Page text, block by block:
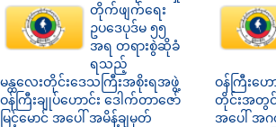
တိုက်ဖျက်ရေး
ဥပဒေပုဒ်မ ၅၅
အရ တရားစွဲဆိုခံ
ရသည့်
မန္တလေးတိုင်းဒေသကြီးအစိုးရအဖွဲ့
ဝန်ကြီးချုပ်ဟောင်း ဒေါက်တာဇော်
မြင့်မောင် အပေါ် အမိန့်ချမှတ်
ဝန်ကြီးဟေ
တိုင်းအတွင်း
အပေါ် အ